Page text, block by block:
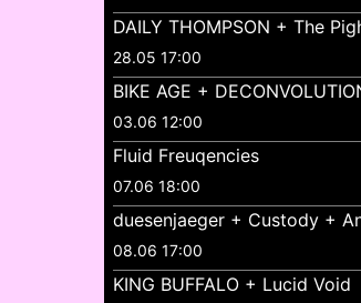
DAILY THOMPSON + The
28.05 17:00
BIKE AGE +
03.06 12:00
Fluid Freuqencies
07.06 18:00
duesenjaeger + Custody +
08.06 17:00
KING BUFFALO + Lucid Void